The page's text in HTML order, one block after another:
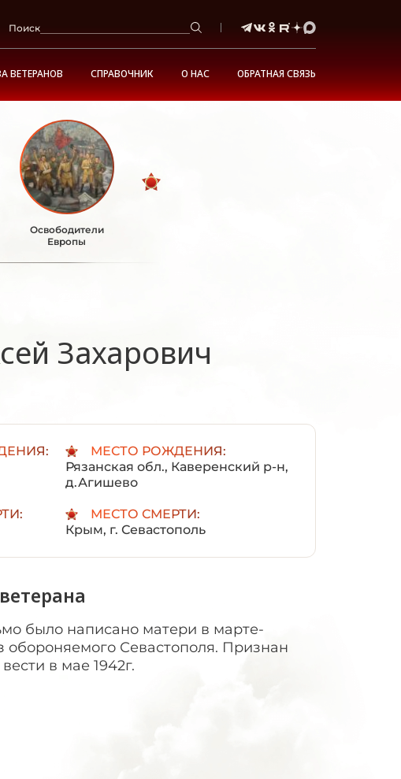
Поиск
ВЕТЕРАНОВ СПРАВОЧНИК О НАС ОБРАТНАЯ СВЯЗЬ
Освободители
Европы
Захарович
МЕСТО РОЖДЕНИЯ:
Рязанская обл., Каверенский р-н,
д.Агишево
МЕСТО СМЕРТИ:
Крым, г. Севастополь
было написано матери в марте-
обороняемого Севастополя. Признан
в мае 1942г.